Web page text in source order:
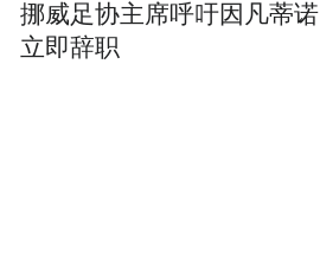
挪威足协主席呼吁因凡蒂诺
立即辞职